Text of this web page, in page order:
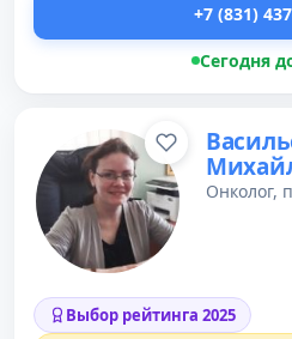
+7 (831)
Сегодня
Онколог,
Выбор рейтинга 2025